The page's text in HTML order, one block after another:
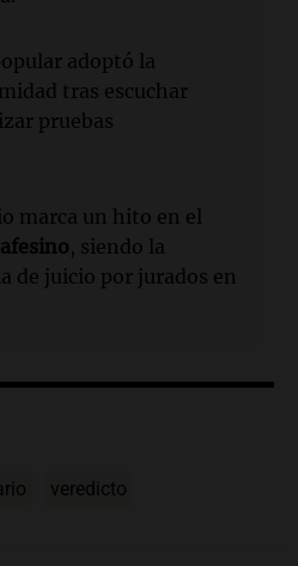
adoptó la
tras escuchar
pruebas
marca un hito en el
, siendo la
de juicio por jurados en
veredicto